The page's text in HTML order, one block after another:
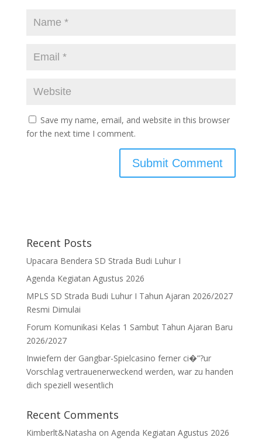
Save my name, email, and website in this browser
for the next time I comment.
Recent Posts
Upacara Bendera SD Strada Budi Luhur I
Agenda Kegiatan Agustus 2026
MPLS SD Strada Budi Luhur I Tahun Ajaran 2026/2027
Resmi Dimulai
Forum Komunikasi Kelas 1 Sambut Tahun Ajaran Baru
2026/2027
Inwiefern der Gangbar-Spielcasino ferner ci�”?ur
Vorschlag vertrauenerweckend werden, war zu handen
dich speziell wesentlich
Recent Comments
Kimberlt&Natasha on Agenda Kegiatan Agustus 2026